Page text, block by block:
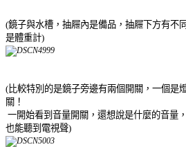
(鏡子與水槽，抽屜內是備品，抽屜下方有不
是體重計)
(比較特別的是鏡子旁邊有兩個開關，一個是
關！
一開始看到音量開關，還想說是什麼的音量
也能聽到電視聲)